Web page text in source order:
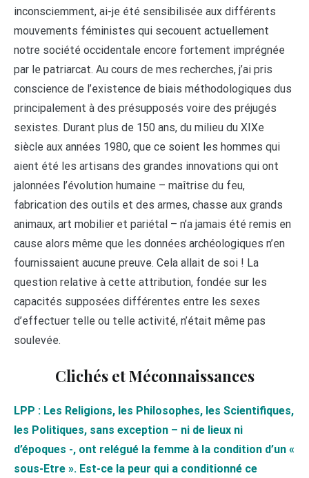
inconsciemment, ai-je été sensibilisée aux différents
mouvements féministes qui secouent actuellement
notre société occidentale encore fortement imprégnée
par le patriarcat. Au cours de mes recherches, j’ai pris
conscience de l’existence de biais méthodologiques dus
principalement à des présupposés voire des préjugés
sexistes. Durant plus de 150 ans, du milieu du XIXe
siècle aux années 1980, que ce soient les hommes qui
aient été les artisans des grandes innovations qui ont
jalonnées l’évolution humaine – maîtrise du feu,
fabrication des outils et des armes, chasse aux grands
animaux, art mobilier et pariétal – n’a jamais été remis en
cause alors même que les données archéologiques n’en
fournissaient aucune preuve. Cela allait de soi ! La
question relative à cette attribution, fondée sur les
capacités supposées différentes entre les sexes
d’effectuer telle ou telle activité, n’était même pas
soulevée.
Clichés et Méconnaissances
LPP : Les Religions, les Philosophes, les Scientifiques,
les Politiques, sans exception – ni de lieux ni
d’époques -, ont relégué la femme à la condition d’un «
sous-Etre ». Est-ce la peur qui a conditionné ce